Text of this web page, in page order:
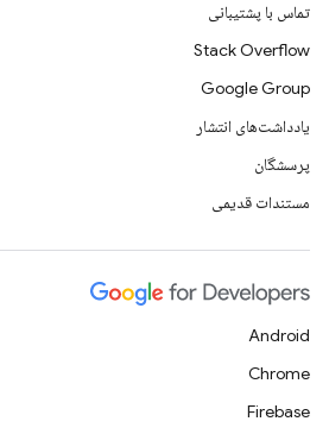
تماس با پشتیبانی
Stack Overflow
Google Group
یادداشت‌های انتشار
پرسشگان
مستندات قدیمی
Android
Chrome
Firebase